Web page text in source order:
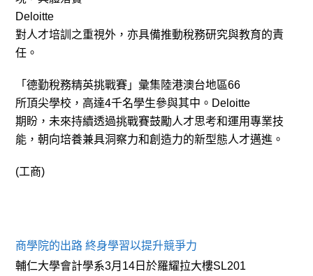
Deloitte
對人才培訓之重視外，亦具備推動稅務研究與教育的責
任。
「德勤稅務精英挑戰賽」彙集陸港澳台地區66
所頂尖學校，高達4千名學生參與其中。 Deloitte
期盼，未來持續透過挑戰賽鼓勵人才思考和運用專業技
能，朝向培養兼具洞察力和創造力的新型態人才邁進。
(工商)
商學院的出路 終身學習以提升競爭力
輔仁大學會計學系3月 14 日於羅耀拉大樓SL201